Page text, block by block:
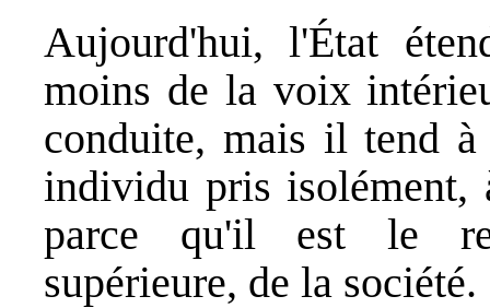
Aujourd'hui, l'État
moins de la voix
conduite, mais il tend à
individu pris isolément,
parce qu'il est le
supérieure, de la société.